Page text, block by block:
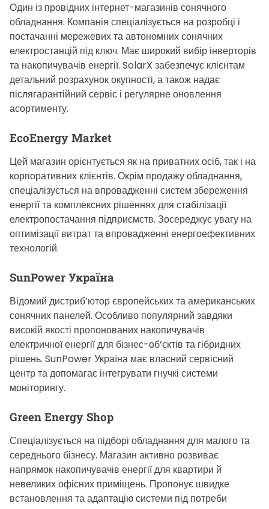
Один із провідних інтернет-магазинів сонячного
обладнання. Компанія спеціалізується на розробці і
постачанні мережевих та автономних сонячних
електростанцій під ключ. Має широкий вибір інверторів
та накопичувачів енергії. SolarX забезпечує клієнтам
детальний розрахунок окупності, а також надає
післягарантійний сервіс і регулярне оновлення
асортименту.
EcoEnergy Market
Цей магазин орієнтується як на приватних осіб, так і на
корпоративних клієнтів. Окрім продажу обладнання,
спеціалізується на впровадженні систем збереження
енергії та комплексних рішеннях для стабілізації
електропостачання підприємств. Зосереджує увагу на
оптимізації витрат та впровадженні енергоефективних
технологій.
SunPower Україна
Відомий дистриб’ютор європейських та американських
сонячних панелей. Особливо популярний завдяки
високій якості пропонованих накопичувачів
електричної енергії для бізнес-об’єктів та гібридних
рішень. SunPower Україна має власний сервісний
центр та допомагає інтегрувати гнучкі системи
моніторингу.
Green Energy Shop
Спеціалізується на підборі обладнання для малого та
середнього бізнесу. Магазин активно розвиває
напрямок накопичувачів енергії для квартири й
невеликих офісних приміщень. Пропонує швидке
встановлення та адаптацію системи під потреби